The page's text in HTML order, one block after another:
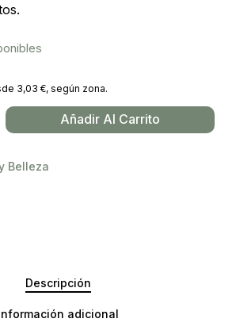
productos en el carrito.
3,03 €, según zona.
Añadir Al Carrito
Belleza
Descripción
adicional